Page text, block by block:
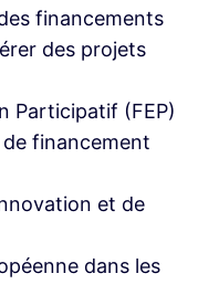
financements
des projets
Participatif (FEP)
de financement
et de
dans les